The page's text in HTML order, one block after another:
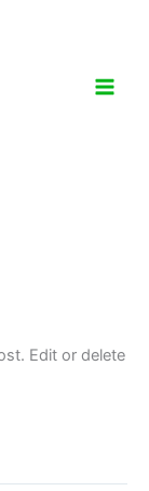
Edit or delete